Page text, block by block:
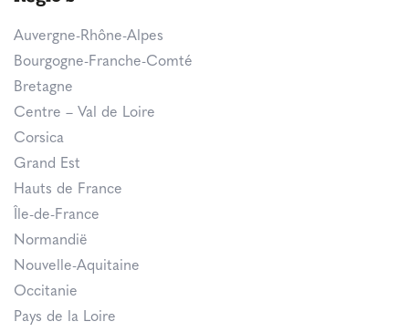
Auvergne-Rhône-Alpes
Bourgogne-Franche-Comté
Bretagne
Centre – Val de Loire
Corsica
Grand Est
Hauts de France
Île-de-France
Normandië
Nouvelle-Aquitaine
Occitanie
Pays de la Loire